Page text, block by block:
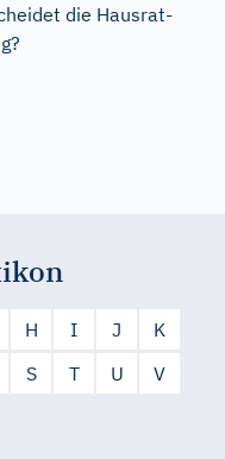
die Hausrat-
H I J
K
S T U
V